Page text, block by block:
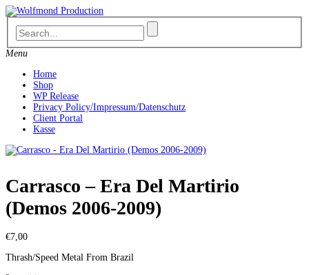
Skip
to
content
Menu
Home
Shop
WP Release
Privacy Policy/Impressum/Datenschutz
Client Portal
Kasse
Carrasco – Era Del Martirio
(Demos 2006-2009)
€7,00
Thrash/Speed Metal From Brazil